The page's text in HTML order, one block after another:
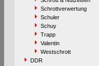
Schrottverwertung
Schuler
Schuy
Trapp
Valentin
Westschrott
DDR